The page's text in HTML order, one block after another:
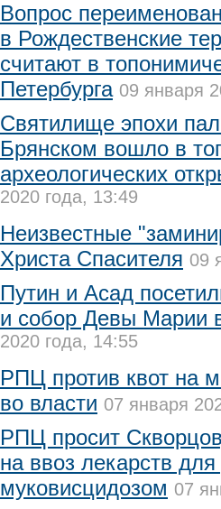
Вопрос
в Рождественские
считают в
Петербурга 09 января
Святилище эпохи
Брянском вошло в
археологических
2020 года, 13:49
Неизвестные
Христа Спасителя 09
Путин и Асад
и собор Девы Марии
2020 года, 14:55
РПЦ против квот на
во власти 07 января
РПЦ просит
на ввоз лекарств для
муковисцидозом 07